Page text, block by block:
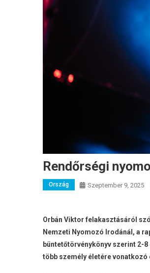
Rendőrségi
Ország Szeptember 9, 2025
Orbán Viktor felakasztásáról
Nemzeti Nyomozó Irodánál, a
büntetőtörvénykönyv szerint 2-
több személy életére